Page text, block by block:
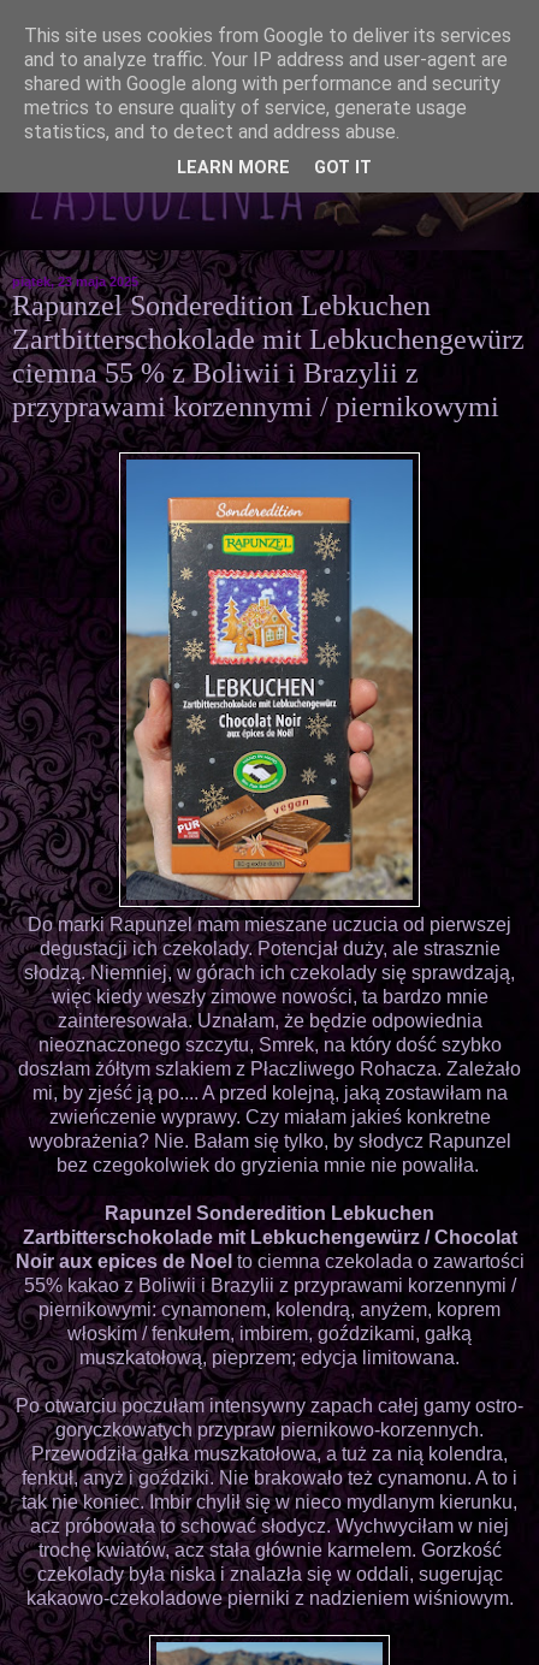
piątek, 23 maja 2025
Rapunzel Sonderedition Lebkuchen
Zartbitterschokolade mit Lebkuchengewürz
ciemna 55 % z Boliwii i Brazylii z
przyprawami korzennymi / piernikowymi
Do marki Rapunzel mam mieszane uczucia od pierwszej
degustacji ich czekolady. Potencjał duży, ale strasznie
słodzą. Niemniej, w górach ich czekolady się sprawdzają,
więc kiedy weszły zimowe nowości, ta bardzo mnie
zainteresowała. Uznałam, że będzie odpowiednia
nieoznaczonego szczytu, Smrek, na który dość szybko
doszłam żółtym szlakiem z Płaczliwego Rohacza. Zależało
mi, by zjeść ją po.... A przed kolejną, jaką zostawiłam na
zwieńczenie wyprawy. Czy miałam jakieś konkretne
wyobrażenia? Nie. Bałam się tylko, by słodycz Rapunzel
bez czegokolwiek do gryzienia mnie nie powaliła.
Rapunzel Sonderedition Lebkuchen
Zartbitterschokolade mit Lebkuchengewürz / Chocolat
Noir aux epices de Noel to ciemna czekolada o zawartości
55% kakao z Boliwii i Brazylii z przyprawami korzennymi /
piernikowymi: cynamonem, kolendrą, anyżem, koprem
włoskim / fenkułem, imbirem, goździkami, gałką
muszkatołową, pieprzem; edycja limitowana.
Po otwarciu poczułam intensywny zapach całej gamy ostro-
goryczkowatych przypraw piernikowo-korzennych.
Przewodziła gałka muszkatołowa, a tuż za nią kolendra,
fenkuł, anyż i goździki. Nie brakowało też cynamonu. A to i
tak nie koniec. Imbir chylił się w nieco mydlanym kierunku,
acz próbowała to schować słodycz. Wychwyciłam w niej
trochę kwiatów, acz stała głównie karmelem. Gorzkość
czekolady była niska i znalazła się w oddali, sugerując
kakaowo-czekoladowe pierniki z nadzieniem wiśniowym.
This site uses cookies from Google to deliver its services
and to analyze traffic. Your IP address and user-agent are
shared with Google along with performance and security
metrics to ensure quality of service, generate usage
statistics, and to detect and address abuse.
LEARN MORE GOT IT